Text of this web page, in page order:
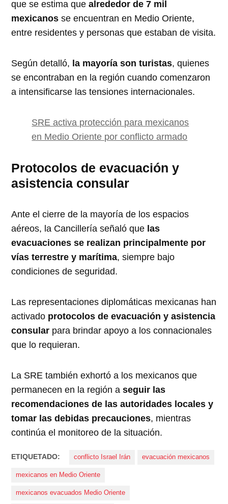
que se estima quealrededor de 7 mil
mexicanos se encuentran en Medio Oriente,
entre residentes y personas que estaban de visita.
Según detalló, la mayoría son turistas, quienes
se encontraban en la región cuando comenzaron
a intensificarse las tensiones internacionales.
SRE activa protección para mexicanos
en Medio Oriente por conflicto armado
Protocolos de evacuación y
asistencia consular
Ante el cierre de la mayoría de los espacios
aéreos, la Cancillería señaló que las
evacuaciones se realizan principalmente por
vías terrestre y marítima, siempre bajo
condiciones de seguridad.
Las representaciones diplomáticas mexicanas han
activado protocolos de evacuación y asistencia
consular para brindar apoyo a los connacionales
que lo requieran.
La SRE también exhortó a los mexicanos que
permanecen en la región aseguir las
recomendaciones de las autoridades locales y
tomar las debidas precauciones, mientras
continúa el monitoreo de la situación.
ETIQUETADO: conflicto Israel Irán evacuación mexicanos
mexicanos en Medio Oriente
mexicanos evacuados Medio Oriente